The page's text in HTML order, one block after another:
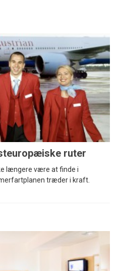
ruter
længere være at finde i
træder i kraft.